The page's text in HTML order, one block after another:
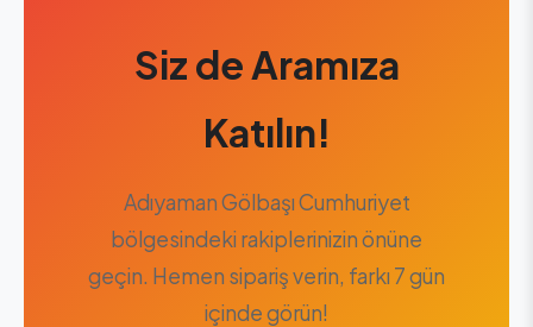
Siz de Aramıza
Katılın!
Adıyaman Gölbaşı Cumhuriyet
bölgesindeki rakiplerinizin önüne
geçin. Hemen sipariş verin, farkı 7 gün
içinde görün!